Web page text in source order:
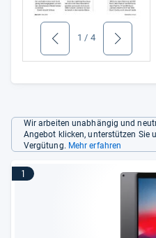
zurück 1 / 4 weiter
Wir arbeiten unabhängig und
Angebot klicken, unterstützen Sie
Vergütung. Mehr erfahren
1